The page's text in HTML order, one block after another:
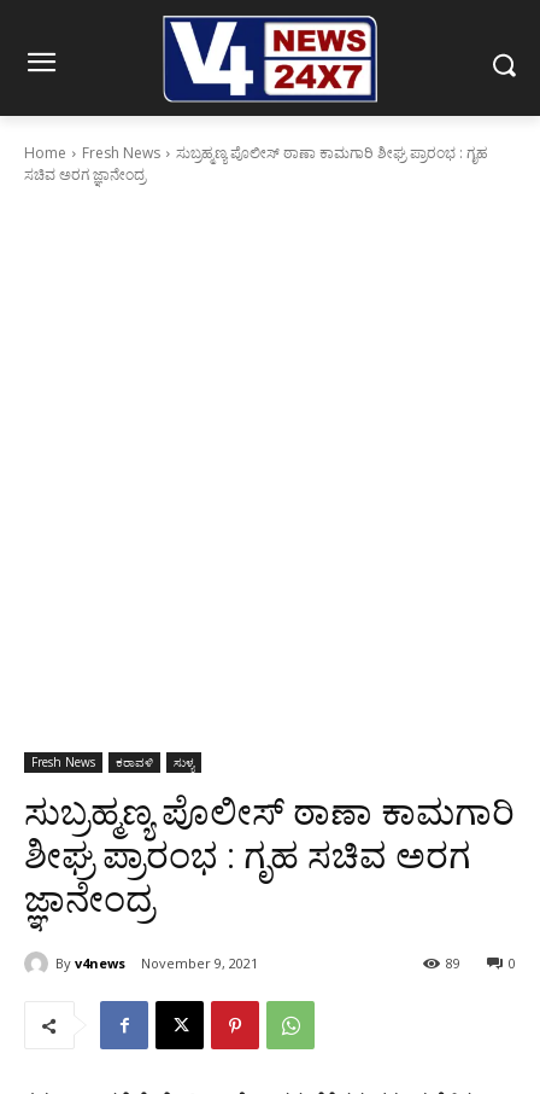
Home Fresh News
ಸುಬ್ರಹ್ಮಣ್ಯ ಪೊಲೀಸ್ ಠಾಣಾ ಕಾಮಗಾರಿ ಶೀಘ್ರ ಪ್ರಾರಂಭ : ಗೃಹ
ಸಚಿವ ಅರಗ ಜ್ಞಾನೇಂದ್ರ
Fresh News ಕರಾವಳಿ ಸುಳ್ಯ
ಸುಬ್ರಹ್ಮಣ್ಯ ಪೊಲೀಸ್ ಠಾಣಾ ಕಾಮಗಾರಿ
ಶೀಘ್ರ ಪ್ರಾರಂಭ : ಗೃಹ ಸಚಿವ ಅರಗ
ಜ್ಞಾನೇಂದ್ರ
By v4news November 9, 2021 0
89